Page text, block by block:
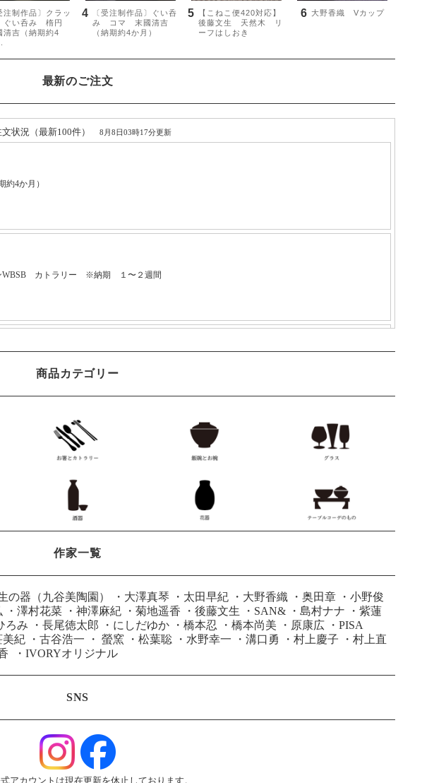
最新のご注文
商品カテゴリー
作家一覧
の器（九谷美陶園） ・ 大澤真琴 ・ 太田早紀 ・ 大野香織 ・ 奥田章 ・ 小野俊
・ 澤村花菜 ・ 神澤麻紀 ・ 菊地遥香 ・ 後藤文生 ・ SAN& ・ 島村ナナ ・ 紫蓮
ろみ ・ 長尾徳太郎 ・ にしだゆか ・ 橋本忍 ・ 橋本尚美 ・ 原康広 ・ PISA
美紀 ・ 古谷浩一 ・ 螢窯 ・ 松葉聡 ・ 水野幸一 ・ 溝口勇 ・ 村上慶子 ・ 村上直
・ IVORYオリジナル
SNS
アカウントは現在更新を休止しております。